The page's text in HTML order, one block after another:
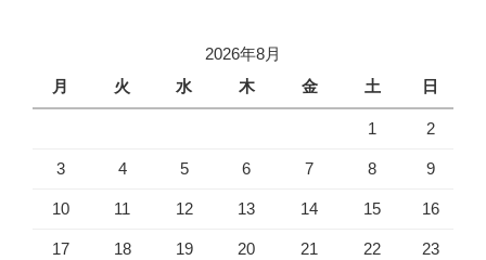
2026年8月
月
火 水 木 金 土 日
1 2
3 4 5 6 7 8 9
10 11 12 13 14 15 16
17 18 19 20 21 22 23